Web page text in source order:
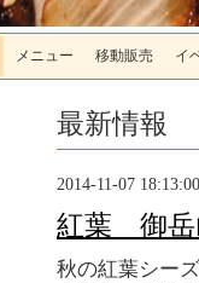
メニュー 移動販売 イ
最新情報
2014-11-07 18:13:00
紅葉 御岳
秋の紅葉シー